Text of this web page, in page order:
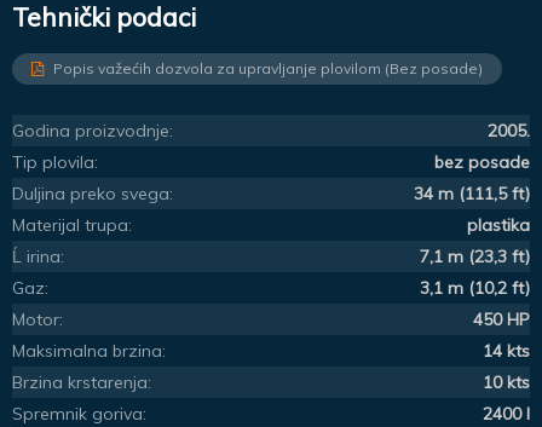
Tehnički podaci
Popis važećih dozvola za upravljanje plovilom (Bez posade)
Godina proizvodnje:
2005.
Tip plovila:
bez posade
Duljina preko svega:
34 m (111,5 ft)
Materijal trupa:
plastika
Ĺ irina:
7,1 m (23,3 ft)
Gaz:
3,1 m (10,2 ft)
Motor:
450 HP
Maksimalna brzina:
14 kts
Brzina krstarenja:
10 kts
Spremnik goriva:
2400 l